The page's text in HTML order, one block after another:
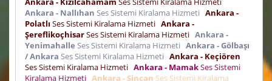
Ankara - Nallıhan Ses Sistemi Kiralama Hizmeti Ankara -
Polatlı Ses Sistemi Kiralama Hizmeti Ankara -
ŞereflikoçhisarSes Sistemi Kiralama Hizmeti Ankara -
Yenimahalle Ses Sistemi Kiralama Hizmeti Ankara - Gölbaşı
/ Ankara Ses Sistemi Kiralama Hizmeti Ankara - Keçiören
Ses Sistemi Kiralama Hizmeti Ankara - MamakSes Sistemi
Kiralama Hizmeti Ankara - Sincan Ses Sistemi Kiralama